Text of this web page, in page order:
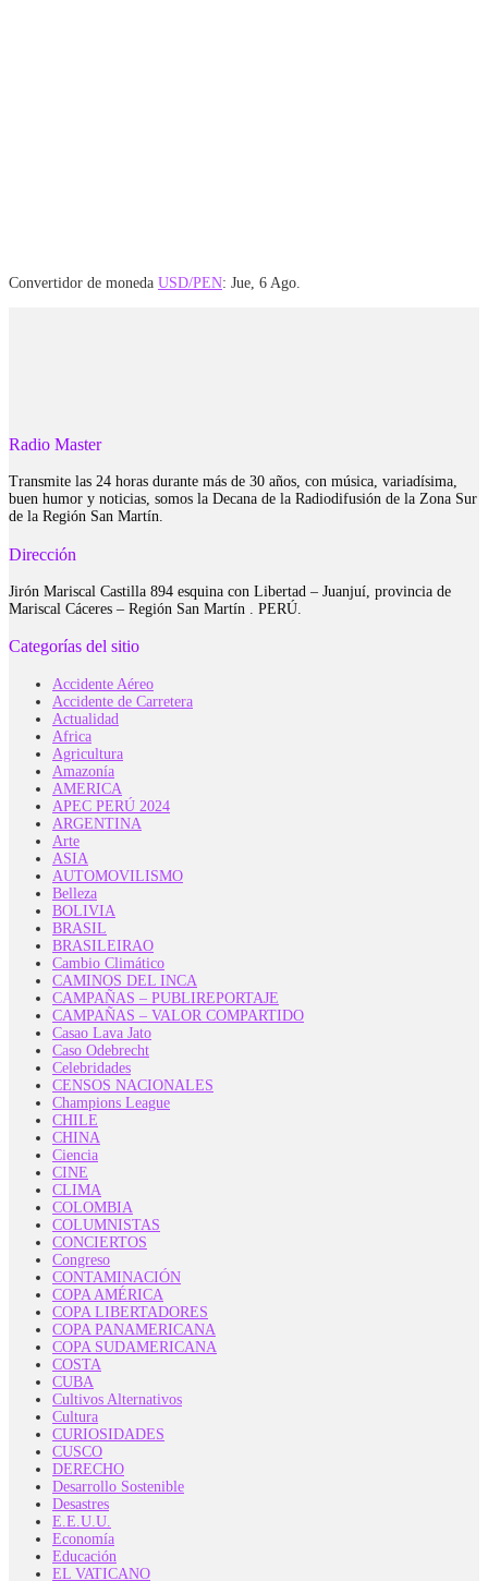
Convertidor de moneda USD/PEN: Jue, 6 Ago.
Radio Master
Transmite las 24 horas durante más de 30 años, con música, variadísima,
buen humor y noticias, somos la Decana de la Radiodifusión de la Zona Sur
de la Región San Martín.
Dirección
Jirón Mariscal Castilla 894 esquina con Libertad – Juanjuí, provincia de
Mariscal Cáceres – Región San Martín . PERÚ.
Categorías del sitio
Accidente Aéreo
Accidente de Carretera
Actualidad
Africa
Agricultura
Amazonía
AMERICA
APEC PERÚ 2024
ARGENTINA
Arte
ASIA
AUTOMOVILISMO
Belleza
BOLIVIA
BRASIL
BRASILEIRAO
Cambio Climático
CAMINOS DEL INCA
CAMPAÑAS – PUBLIREPORTAJE
CAMPAÑAS – VALOR COMPARTIDO
Casao Lava Jato
Caso Odebrecht
Celebridades
CENSOS NACIONALES
Champions League
CHILE
CHINA
Ciencia
CINE
CLIMA
COLOMBIA
COLUMNISTAS
CONCIERTOS
Congreso
CONTAMINACIÓN
COPA AMÉRICA
COPA LIBERTADORES
COPA PANAMERICANA
COPA SUDAMERICANA
COSTA
CUBA
Cultivos Alternativos
Cultura
CURIOSIDADES
CUSCO
DERECHO
Desarrollo Sostenible
Desastres
E.E.U.U.
Economía
Educación
EL VATICANO